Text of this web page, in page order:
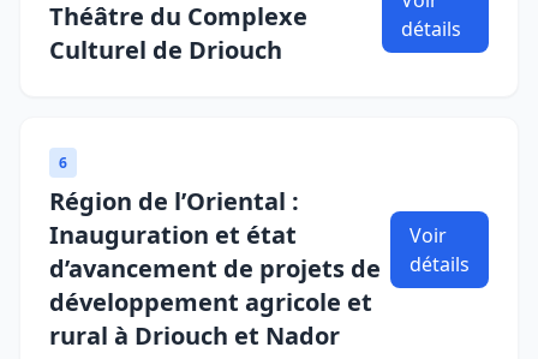
Théâtre du Complexe
Culturel de Driouch
détails
6
Région de l’Oriental :
Inauguration et état
d’avancement de projets de
développement agricole et
rural à Driouch et Nador
Voir
détails